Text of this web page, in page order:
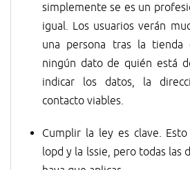
simplemente se es un
igual. Los usuarios verán
una persona tras la tienda
ningún dato de quién está
indicar los datos, la
contacto viables.
Cumplir la ley es clave.
lopd y la lssie, pero todas las